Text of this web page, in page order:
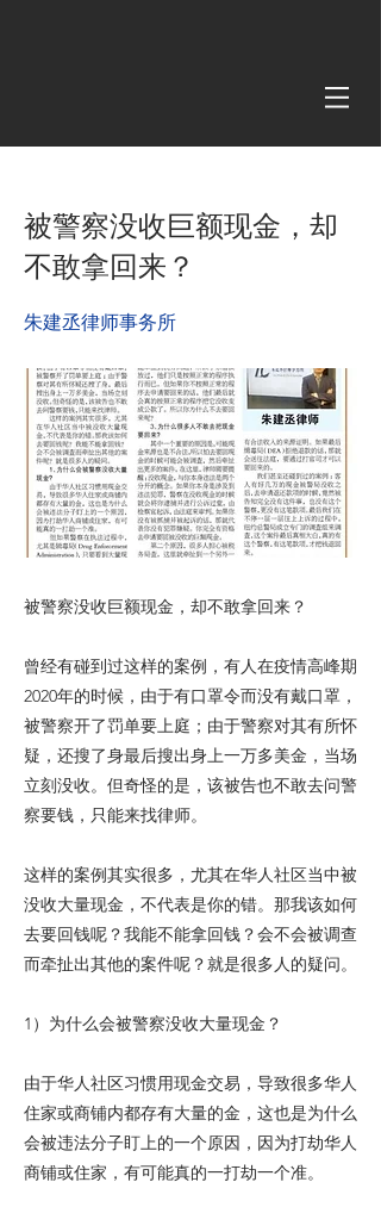
被警察没收巨额现金，却
不敢拿回来？
朱建丞律师事务所
被警察没收巨额现金，却不敢拿回来？
曾经有碰到过这样的案例，有人在疫情高峰期
2020年的时候，由于有口罩令而没有戴口罩，
被警察开了罚单要上庭；由于警察对其有所怀
疑，还搜了身最后搜出身上一万多美金，当场
立刻没收。但奇怪的是，该被告也不敢去问警
察要钱，只能来找律师。
这样的案例其实很多，尤其在华人社区当中被
没收大量现金，不代表是你的错。那我该如何
去要回钱呢？我能不能拿回钱？会不会被调查
而牵扯出其他的案件呢？就是很多人的疑问。
1）为什么会被警察没收大量现金？
由于华人社区习惯用现金交易，导致很多华人
住家或商铺内都存有大量的金，这也是为什么
会被违法分子盯上的一个原因，因为打劫华人
商铺或住家，有可能真的一打劫一个准。